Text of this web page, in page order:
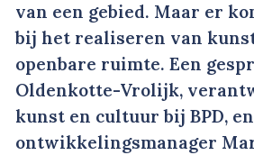
van een gebied. Maar er
bij het realiseren van
openbare ruimte. Een
Oldenkotte-Vrolijk,
kunst en cultuur bij BPD,
ontwikkelingsmanager